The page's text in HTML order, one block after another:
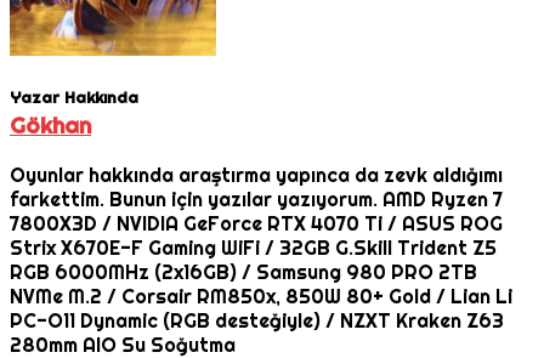
Yazar Hakkında
Gökhan
Oyunlar hakkında araştırma yapınca da zevk aldığımı
farkettim. Bunun için yazılar yazıyorum. AMD Ryzen 7
7800X3D / NVIDIA GeForce RTX 4070 Ti / ASUS ROG
Strix X670E-F Gaming WiFi / 32GB G.Skill Trident Z5
RGB 6000MHz (2x16GB) / Samsung 980 PRO 2TB
NVMe M.2 / Corsair RM850x, 850W 80+ Gold / Lian Li
PC-O11 Dynamic (RGB desteğiyle) / NZXT Kraken Z63
280mm AIO Su Soğutma